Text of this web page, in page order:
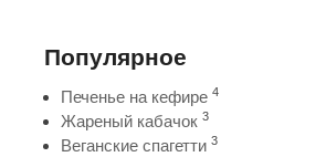
Популярное
Печенье на кефире 4
Жареный кабачок 3
Веганские спагетти 3